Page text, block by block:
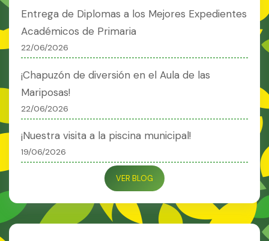
Entrega de Diplomas a los Mejores Expedientes
Académicos de Primaria
22/06/2026
¡Chapuzón de diversión en el Aula de las
Mariposas!
22/06/2026
¡Nuestra visita a la piscina municipal!
19/06/2026
VER BLOG